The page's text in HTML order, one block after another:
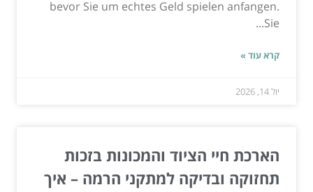
bevor Sie um echtes Geld spielen anfangen.
Sie...
קרא עוד »
יול 14, 2026
הארכת חיי הציוד והמכונות בזכות
תחזוקה ובדיקה למתקני הרמה – איך